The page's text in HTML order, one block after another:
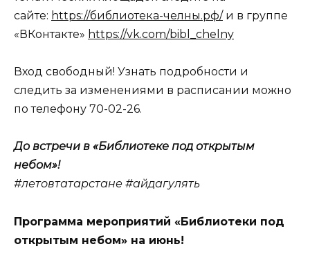
сайте: https://библиотека-челны.рф/и в группе
«ВКонтакте» https://vk.com/bibl_chelny
Вход свободный! Узнать подробности и
следить за изменениями в расписании можно
по телефону 70-02-26.
До встречи в «Библиотеке под открытым
небом»!
#летовтатарстане #айдагулять
Программа мероприятий «Библиотеки под
открытым небом» на июнь!